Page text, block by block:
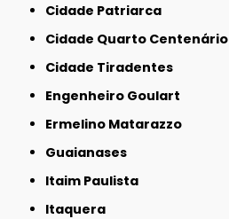
Cidade Patriarca
Cidade Quarto Centenário
Cidade Tiradentes
Engenheiro Goulart
Ermelino Matarazzo
Guaianases
Itaim Paulista
Itaquera